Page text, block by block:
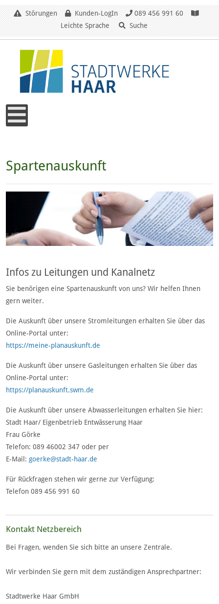
Störungen Kunden-LogIn
089 456 991 60
Leichte Sprache
Suche
Spartenauskunft
Infos zu Leitungen und Kanalnetz
Sie benörigen eine Spartenauskunft von uns? Wir helfen Ihnen
gern weiter.
Die Auskunft über unsere Stromleitungen erhalten Sie über das
Online-Portal unter:
https://meine-planauskunft.de
Die Auskunft über unsere Gasleitungen erhalten Sie über das
Online-Portal unter:
https://planauskunft.swm.de
Die Auskunft über unsere Abwasserleitungen erhalten Sie hier:
Stadt Haar/ Eigenbetrieb Entwässerung Haar
Frau Görke
Telefon: 089 46002 347 oder per
E-Mail: goerke@stadt-haar.de
Für Rückfragen stehen wir gerne zur Verfügung:
Telefon 089 456 991 60
Kontakt Netzbereich
Bei Fragen, wenden Sie sich bitte an unsere Zentrale.
Wir verbinden Sie gern mit dem zuständigen Ansprechpartner:
Stadtwerke Haar GmbH